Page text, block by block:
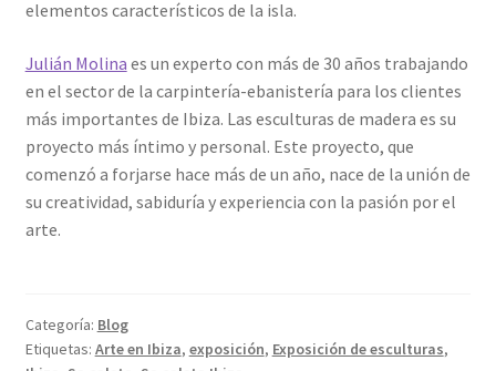
elementos característicos de la isla.
Julián Molina es un experto con más de 30 años trabajando
en el sector de la carpintería-ebanistería para los clientes
más importantes de Ibiza. Las esculturas de madera es su
proyecto más íntimo y personal. Este proyecto, que
comenzó a forjarse hace más de un año, nace de la unión de
su creatividad, sabiduría y experiencia con la pasión por el
arte.
Categoría: Blog
Etiquetas: Arte en Ibiza, exposición, Exposición de esculturas,